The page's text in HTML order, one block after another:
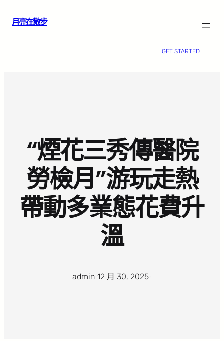
月亮在散步
GET STARTED
“煙花三秀傳醫院
勞檢月”游玩走熱
帶動多業態花費升
溫
admin 12 月 30, 2025